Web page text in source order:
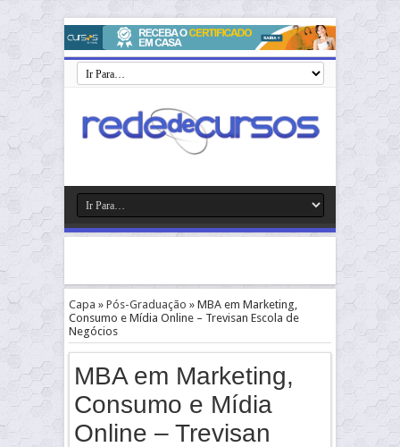
Capa » Pós-Graduação » MBA em Marketing,
Consumo e Mídia Online – Trevisan Escola de
Negócios
MBA em Marketing,
Consumo e Mídia
Online – Trevisan